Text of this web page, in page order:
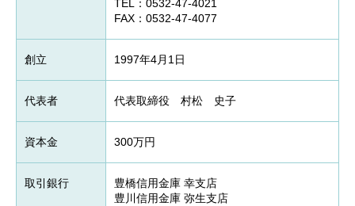
TEL：0532-47-4021
FAX：0532-47-4077
創立 1997年4月1日
代表者 代表取締役 村松 史子
資本金 300万円
取引銀行
豊橋信用金庫 幸支店
豊川信用金庫 弥生支店